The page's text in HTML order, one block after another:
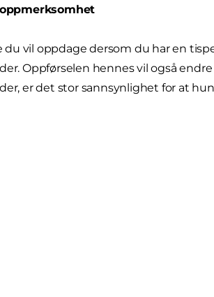
du vil oppdage dersom du har en
Oppførselen hennes vil også
er det stor sannsynlighet for at